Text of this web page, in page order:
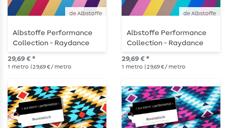
de Albstoffe
Albstoffe Performance
Collection - Raydance
Multicolor Col. 2
29,69 € *
1 metro | 29,69 € / metro
de Albstoffe
Albstoffe Performance
Collection - Raydance
Multicolor Col.1
29,69 € *
1 metro | 29,69 € / metro